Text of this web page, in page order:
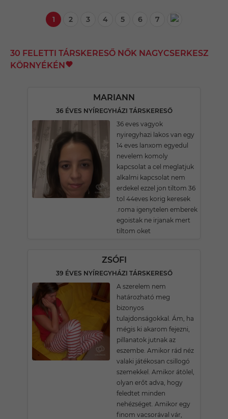
1 2 3 4 5 6 7
30 FELETTI TÁRSKERESŐ NŐK NAGYCSERKESZ
KÖRNYÉKÉN
MARIANN
36 ÉVES NYÍREGYHÁZI TÁRSKERESŐ
36 eves vagyok
nyiregyhazi lakos van egy
14 eves lanxom egyedul
nevelem komoly
kapcsolat a cel meglatjuk
alkalmi kapcsolat nem
erdekel ezzel jon tiltom 36
tol 44eves korig keresek
.roma igenytelen emberek
egoistak ne irjanak mert
tiltom oket
ZSÓFI
39 ÉVES NYÍREGYHÁZI TÁRSKERESŐ
A szerelem nem
határozható meg
bizonyos
tulajdonságokkal. Ám, ha
mégis ki akarom fejezni,
pillanatok jutnak az
eszembe. Amikor rád néz
valaki játékosan csillogó
szemekkel. Amikor átölel,
olyan erőt adva, hogy
feledtet minden
nehézséget. Amikor egy
finom vacsorával vár,